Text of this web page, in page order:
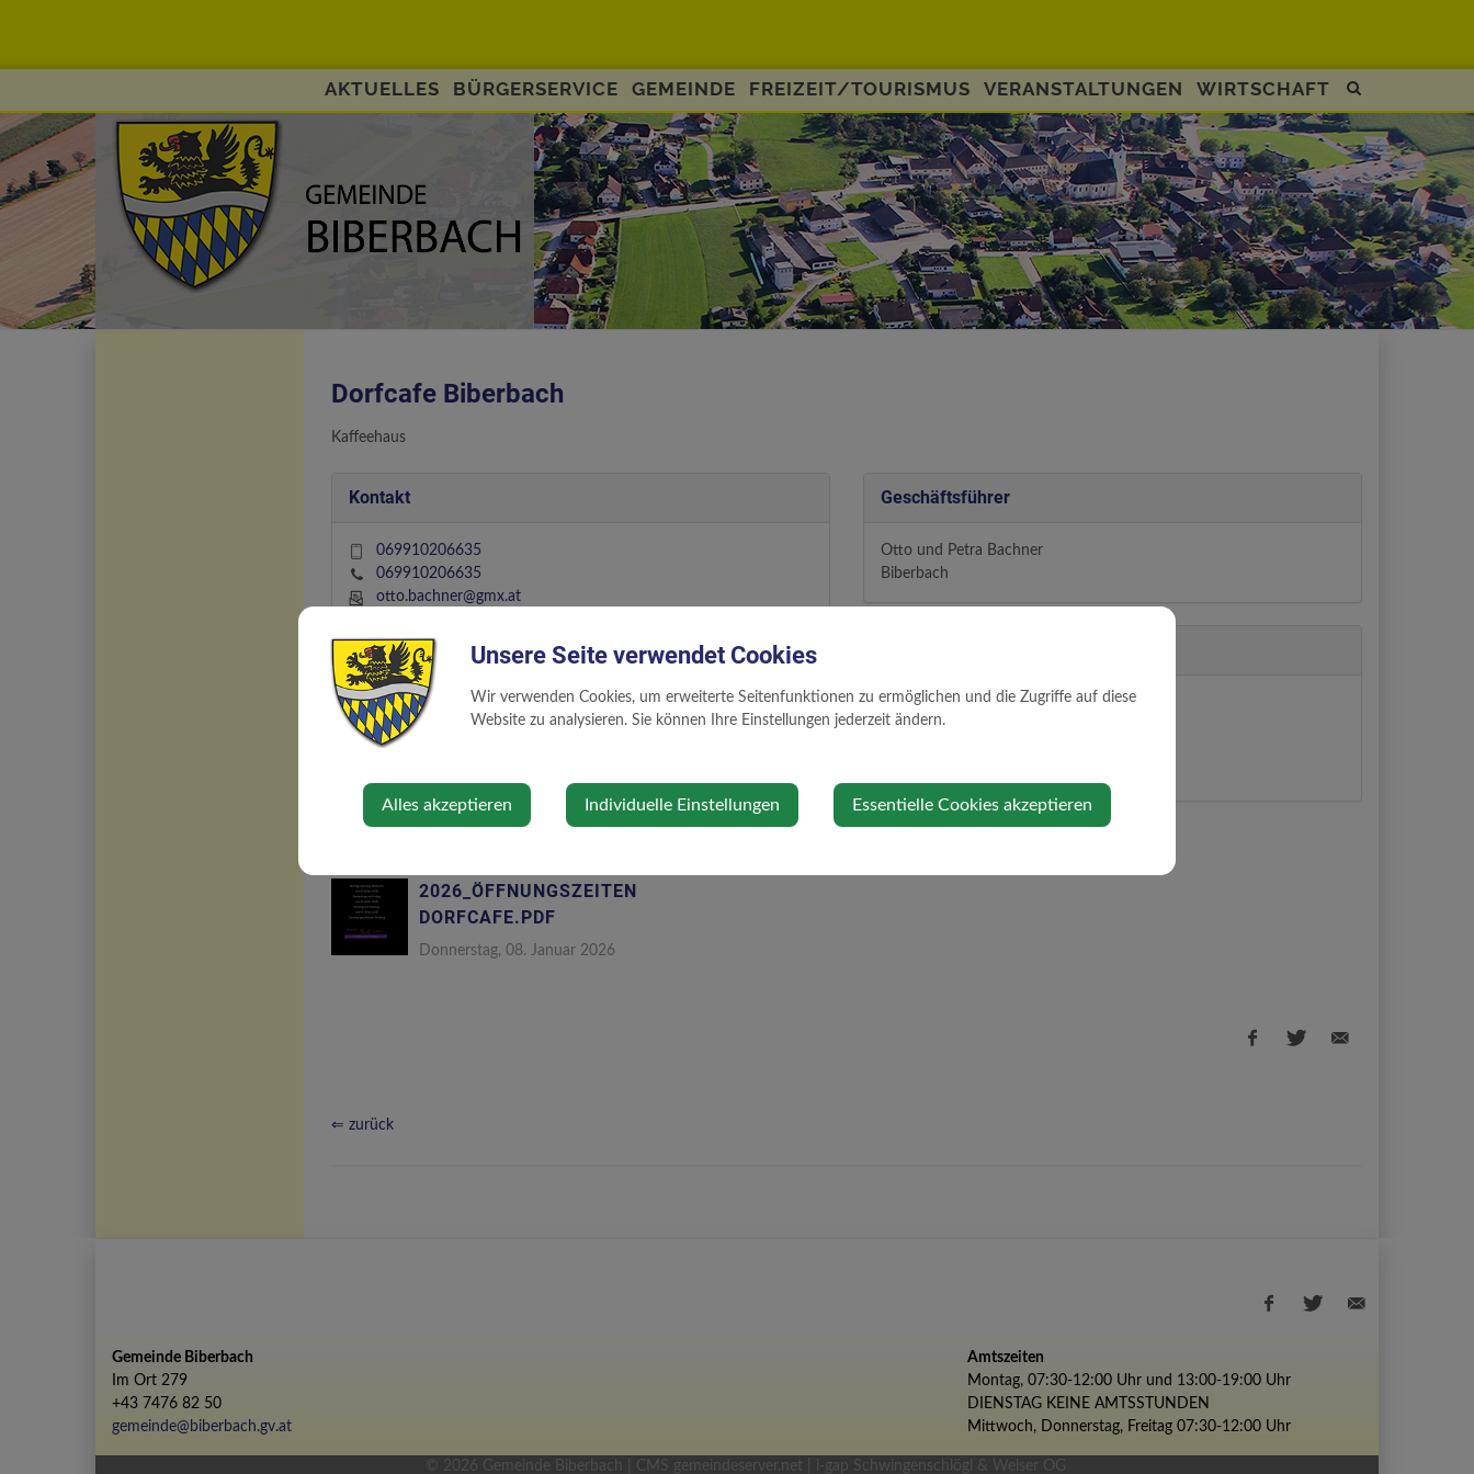
Site
search
toggle
AKTUELLES BÜRGERSERVICE GEMEINDE FREIZEIT/TOURISMUS VERANSTALTUNGEN WIRTSCHAFT
Dorfcafe Biberbach
Kaffeehaus
Kontakt
069910206635
069910206635
otto.bachner@gmx.at
Öffnungszeiten
Geschäftsführer
Otto und Petra Bachner
Biberbach
Im Ort 227/1
AA 3353
2026_ÖFFNUNGSZEITEN
DORFCAFE.PDF
Donnerstag, 08. Januar 2026
⇐ zurück
Facebook
share
Gemeinde Biberbach
Im Ort 279
+43 7476 82 50
gemeinde@biberbach.gv.at
Amtszeiten
Montag, 07:30-12:00 Uhr und 13:00-19:00 Uhr
DIENSTAG KEINE AMTSSTUNDEN
Mittwoch, Donnerstag, Freitag 07:30-12:00 Uhr
© 2026 Gemeinde Biberbach | CMS gemeindeserver.net i-gap Schwingenschlögl & Welser OG
Unsere Seite verwendet Cookies
Wir verwenden Cookies, um erweiterte Seitenfunktionen zu ermöglichen und die Zugriffe auf diese
Website zu analysieren. Sie können Ihre Einstellungen jederzeit ändern.
Alles akzeptieren Individuelle Einstellungen Essentielle Cookies akzeptieren